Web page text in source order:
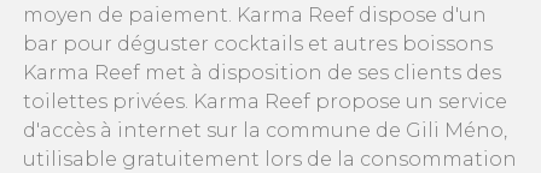
moyen de paiement. Karma Reef dispose d'un
bar pour déguster cocktails et autres boissons
Karma Reef met à disposition de ses clients des
toilettes privées. Karma Reef propose un service
d'accès à internet sur la commune de Gili Méno,
utilisable gratuitement lors de la consommation